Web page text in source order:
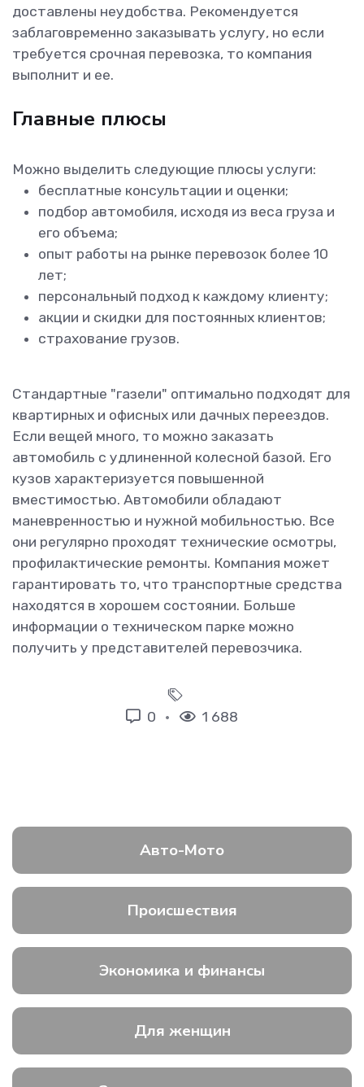
доставлены неудобства. Рекомендуется
заблаговременно заказывать услугу, но если
требуется срочная перевозка, то компания
выполнит и ее.
Главные плюсы
Можно выделить следующие плюсы услуги:
бесплатные консультации и оценки;
подбор автомобиля, исходя из веса груза и
его объема;
опыт работы на рынке перевозок более 10
лет;
персональный подход к каждому клиенту;
акции и скидки для постоянных клиентов;
страхование грузов.
Стандартные "газели" оптимально подходят для
квартирных и офисных или дачных переездов.
Если вещей много, то можно заказать
автомобиль с удлиненной колесной базой. Его
кузов характеризуется повышенной
вместимостью. Автомобили обладают
маневренностью и нужной мобильностью. Все
они регулярно проходят технические осмотры,
профилактические ремонты. Компания может
гарантировать то, что транспортные средства
находятся в хорошем состоянии. Больше
информации о техническом парке можно
получить у представителей перевозчика.
0 1 688
Авто-Мото
Происшествия
Экономика и финансы
Для женщин